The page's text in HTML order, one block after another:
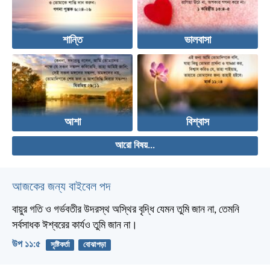
শান্তি ভালবাসা
আশা বিশ্বাস
আরো বিষয়...
আজকের জন্য বাইবেল পদ
বায়ুর গতি ও গর্ভবতীর উদরস্থ অস্থির বৃদ্ধি যেমন তুমি জান না, তেমনি
সর্বসাধক ঈশ্বরের কার্যও তুমি জান না।
উপ ১১:৫ সৃষ্টিকর্তা বোঝাপড়া